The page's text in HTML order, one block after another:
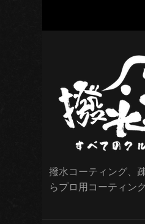
撥水コーティング、
らプロ用コーティン